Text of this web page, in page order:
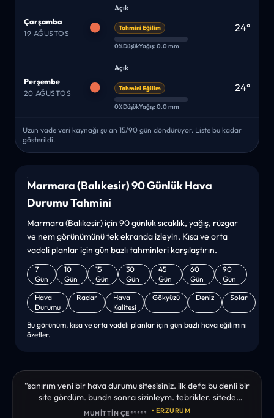
Çarşamba
19 AĞUSTOS
Açık
Tahmini Eğilim
0%DüşükYağış: 0.0 mm
24°
Perşembe
20 AĞUSTOS
Açık
Tahmini Eğilim
0%DüşükYağış: 0.0 mm
24°
Uzun vade veri kaynağı şu an 15/90 gün döndürüyor. Liste bu kadar
gösterildi.
Marmara (Balıkesir) 90 Günlük Hava
Durumu Tahmini
Marmara (Balıkesir) için 90 günlük sıcaklık, yağış, rüzgar
ve nem görünümünü tek ekranda izleyin. Kısa ve orta
vadeli planlar için gün bazlı tahminleri karşılaştırın.
7
Gün
10
Gün
15
Gün
30
Gün
45
Gün
60
Gün
90
Gün
Hava
Durumu
Radar
Hava
Kalitesi
Gökyüzü Deniz Solar
Bu görünüm, kısa ve orta vadeli planlar için gün bazlı hava eğilimini
özetler.
“sanırım yeni bir hava durumu sitesisiniz. ilk defa bu denli bir
site gördüm. bundn sonra sizinleym. tebrikler. sitede
istediğim tüm bilgiyi bulabiliyorum. ekibinizin emeğine saglık”
MUHITTIN ÇE***** • ERZURUM